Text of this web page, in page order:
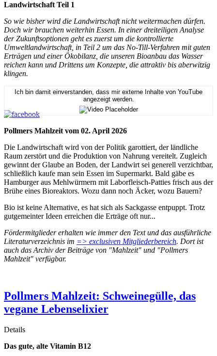
Landwirtschaft Teil 1
So wie bisher wird die Landwirtschaft nicht weitermachen dürfen.
Doch wir brauchen weiterhin Essen. In einer dreiteiligen Analyse
der Zukunftsoptionen geht es zuerst um die kontrollierte
Umweltlandwirtschaft, in Teil 2 um das No-Till-Verfahren mit guten
Erträgen und einer Ökobilanz, die unseren Bioanbau das Wasser
reichen kann und Drittens um Konzepte, die attraktiv bis aberwitzig
klingen.
Ich bin damit einverstanden, dass mir externe Inhalte von YouTube
angezeigt werden.
Pollmers Mahlzeit vom 02. April 2026
Die Landwirtschaft wird von der Politik garottiert, der ländliche
Raum zerstört und die Produktion von Nahrung vereitelt. Zugleich
gewinnt der Glaube an Boden, der Landwirt sei generell verzichtbar,
schließlich kaufe man sein Essen im Supermarkt. Bald gäbe es
Hamburger aus Mehlwürmern mit Laborfleisch-Patties frisch aus der
Brühe eines Bioreaktors. Wozu dann noch Äcker, wozu Bauern?
Bio ist keine Alternative, es hat sich als Sackgasse entpuppt. Trotz
gutgemeinter Ideen erreichen die Erträge oft nur...
Fördermitglieder erhalten wie immer den Text und das ausführliche
Literaturverzeichnis im => exclusiven Mitgliederbereich. Dort ist
auch das Archiv der Beiträge von "Mahlzeit" und "Pollmers
Mahlzeit" verfügbar.
Pollmers Mahlzeit: Schweinegülle, das
vegane Lebenselixier
Details
Das gute, alte Vitamin B12